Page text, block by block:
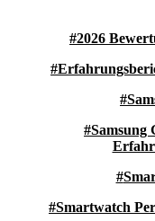
2026
Samsung
Smartwatch